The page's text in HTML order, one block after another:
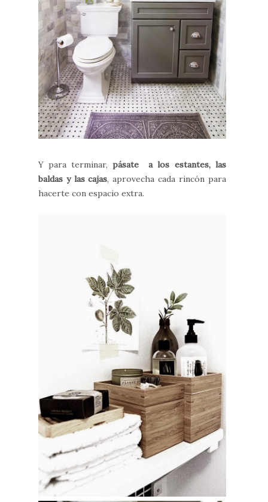
Y para terminar, pásate a los estantes, las
baldas y las cajas, aprovecha cada rincón para
hacerte con espacio extra.